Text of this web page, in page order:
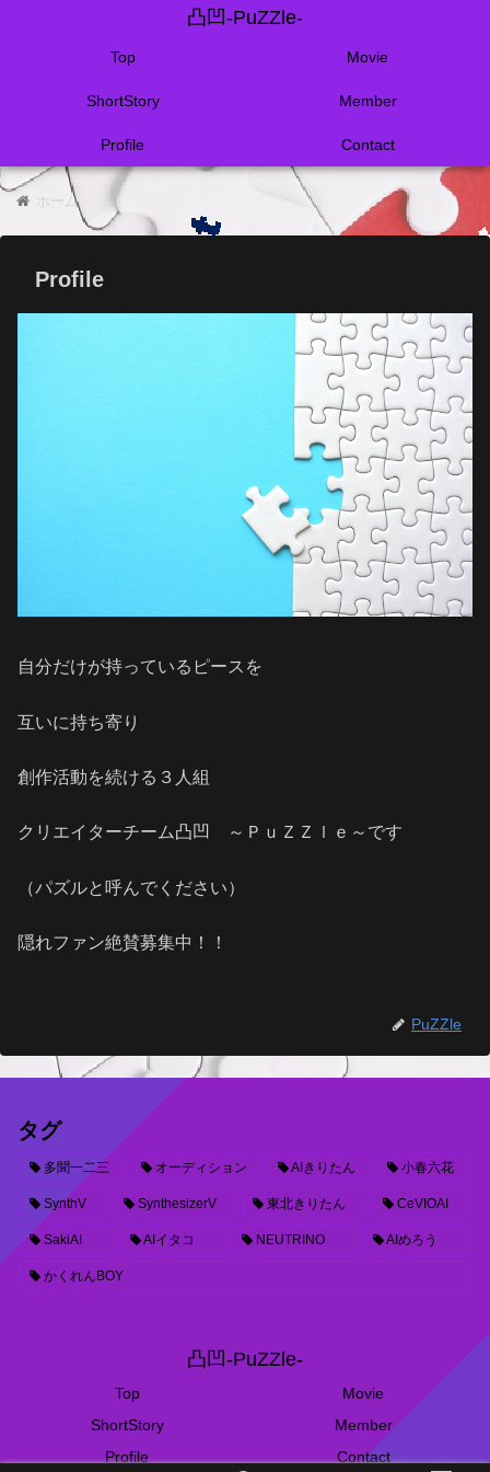
凸凹-PuZZle-
Top Movie
ShortStory Member
Profile Contact
ホーム
Profile
自分だけが持っているピースを
互いに持ち寄り
創作活動を続ける３人組
クリエイターチーム凸凹 ～ＰｕＺＺｌｅ～です
（パズルと呼んでください）
隠れファン絶賛募集中！！
PuZZle
タグ
多聞一二三 オーディション AIきりたん 小春六花
SynthV SynthesizerV 東北きりたん CeVIOAI
SakiAI AIイタコ NEUTRINO AIめろう
かくれんBOY
凸凹-PuZZle-
Top
Movie
ShortStory
Member
Profile
Contact